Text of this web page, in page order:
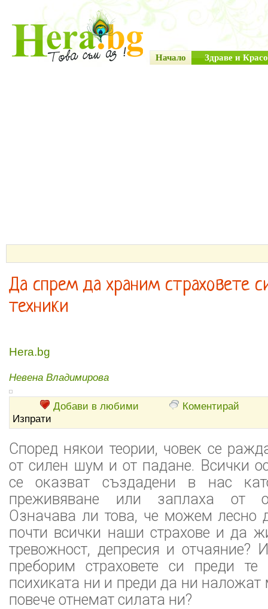
Начало Здраве и
Да спрем да храним страховете
техники
Hera.bg
Невена Владимирова
Добави в любими
Коментирай
Изпрати
Според някои теории, човек се
от силен шум и от падане. Всички
се оказват създадени в нас
преживяване или заплаха от
Означава ли това, че можем лесно
почти всички наши страхове и да
тревожност, депресия и
преборим страховете си преди
психиката ни и преди да ни наложат
повече отнемат силата ни?